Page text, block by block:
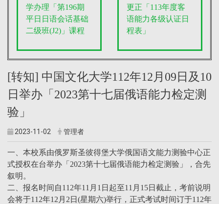
学办理「第196期
平日日语会话基础
二级班(J2)」课程
更正「113年度客
语能力各级认证日
程表」
[转知] 中国文化大学112年12月09日及10
日举办「2023第十七届俄语能力检定测
验」
2023-11-02 管理者
一、本校系由俄罗斯圣彼得堡大学俄国语文能力测验中心正
式授权在台举办「2023第十七届俄语能力检定测验」，合先
叙明。
二、报名时间自112年11月1日起至11月15日截止，考前说明
会将于112年12月2日(星期六)举行，正式考试时间订于112年